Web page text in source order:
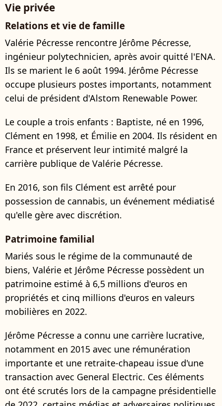
Vie privée
Relations et vie de famille
Valérie Pécresse rencontre Jérôme Pécresse,
ingénieur polytechnicien, après avoir quitté l'ENA.
Ils se marient le 6 août 1994. Jérôme Pécresse
occupe plusieurs postes importants, notamment
celui de président d'Alstom Renewable Power.
Le couple a trois enfants : Baptiste, né en 1996,
Clément en 1998, et Émilie en 2004. Ils résident en
France et préservent leur intimité malgré la
carrière publique de Valérie Pécresse.
En 2016, son fils Clément est arrêté pour
possession de cannabis, un événement médiatisé
qu'elle gère avec discrétion.
Patrimoine familial
Mariés sous le régime de la communauté de
biens, Valérie et Jérôme Pécresse possèdent un
patrimoine estimé à 6,5 millions d'euros en
propriétés et cinq millions d'euros en valeurs
mobilières en 2022.
Jérôme Pécresse a connu une carrière lucrative,
notamment en 2015 avec une rémunération
importante et une retraite-chapeau issue d'une
transaction avec General Electric. Ces éléments
ont été scrutés lors de la campagne présidentielle